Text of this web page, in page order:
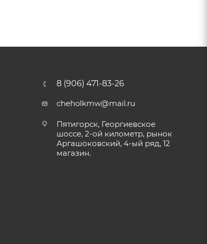
8 (906) 471-83-26
cheholkmw@mail.ru
Пятигорск, Георгиевское
шоссе, 2-ой километр, рынок
Аргашоковский, 4-ый ряд, 12
магазин.